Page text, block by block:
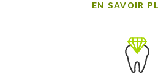
EN SAVOIR